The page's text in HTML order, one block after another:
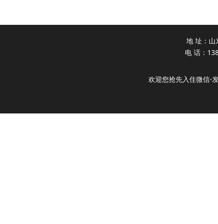
地 址：
电 话：
欢迎您抢先入住微信-